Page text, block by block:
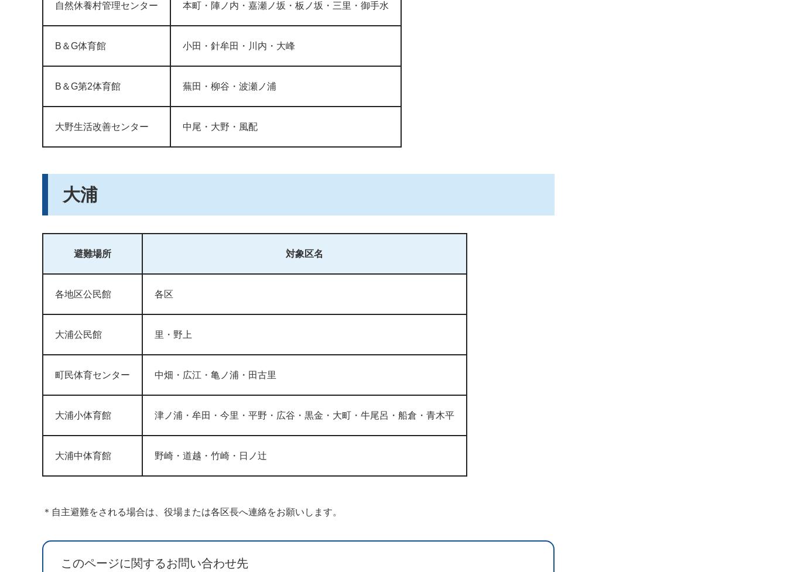
自然休養村管理センター 本町・陣ノ内・嘉瀬ノ坂・板ノ坂・三里・御手水
B＆G体育館 小田・針牟田・川内・大峰
B＆G第2体育館 蕪田・柳谷・波瀬ノ浦
大野生活改善センター 中尾・大野・風配
大浦
避難場所 対象区名
各地区公民館 各区
大浦公民館 里・野上
町民体育センター 中畑・広江・亀ノ浦・田古里
大浦小体育館 津ノ浦・牟田・今里・平野・広谷・黒金・大町・牛尾呂・船倉・青木平
大浦中体育館 野崎・道越・竹崎・日ノ辻
＊自主避難をされる場合は、役場または各区長へ連絡をお願いします。
このページに関するお問い合わせ先